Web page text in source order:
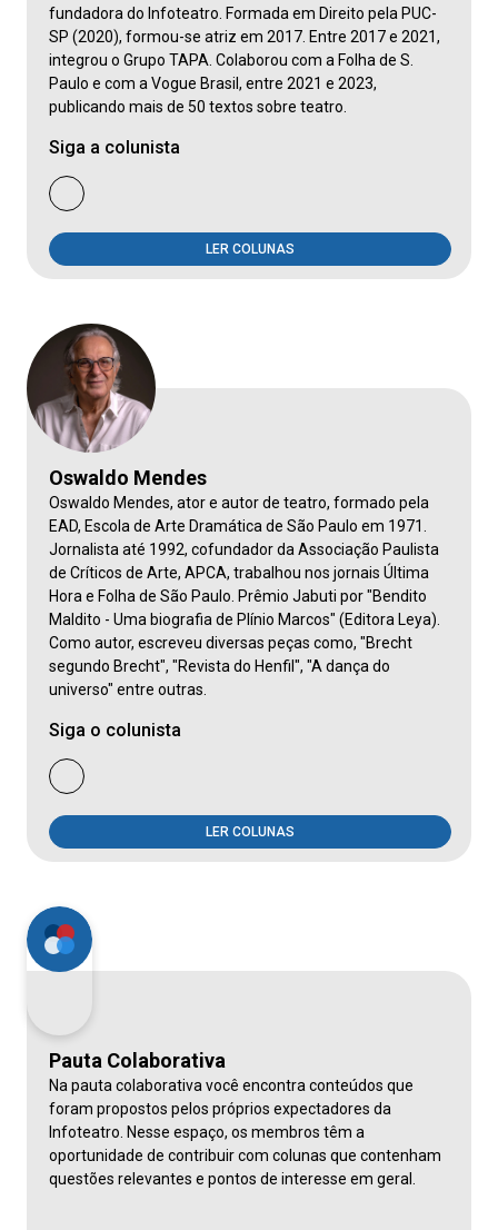
fundadora do Infoteatro. Formada em Direito pela PUC-
SP (2020), formou-se atriz em 2017. Entre 2017 e 2021,
integrou o Grupo TAPA. Colaborou com a Folha de S.
Paulo e com a Vogue Brasil, entre 2021 e 2023,
publicando mais de 50 textos sobre teatro.
Siga a colunista
LER COLUNAS
Oswaldo Mendes
Oswaldo Mendes, ator e autor de teatro, formado pela
EAD, Escola de Arte Dramática de São Paulo em 1971.
Jornalista até 1992, cofundador da Associação Paulista
de Críticos de Arte, APCA, trabalhou nos jornais Última
Hora e Folha de São Paulo. Prêmio Jabuti por "Bendito
Maldito - Uma biografia de Plínio Marcos" (Editora Leya).
Como autor, escreveu diversas peças como, "Brecht
segundo Brecht", "Revista do Henfil", "A dança do
universo" entre outras.
Siga o colunista
LER COLUNAS
Pauta Colaborativa
Na pauta colaborativa você encontra conteúdos que
foram propostos pelos próprios expectadores da
Infoteatro. Nesse espaço, os membros têm a
oportunidade de contribuir com colunas que contenham
questões relevantes e pontos de interesse em geral.